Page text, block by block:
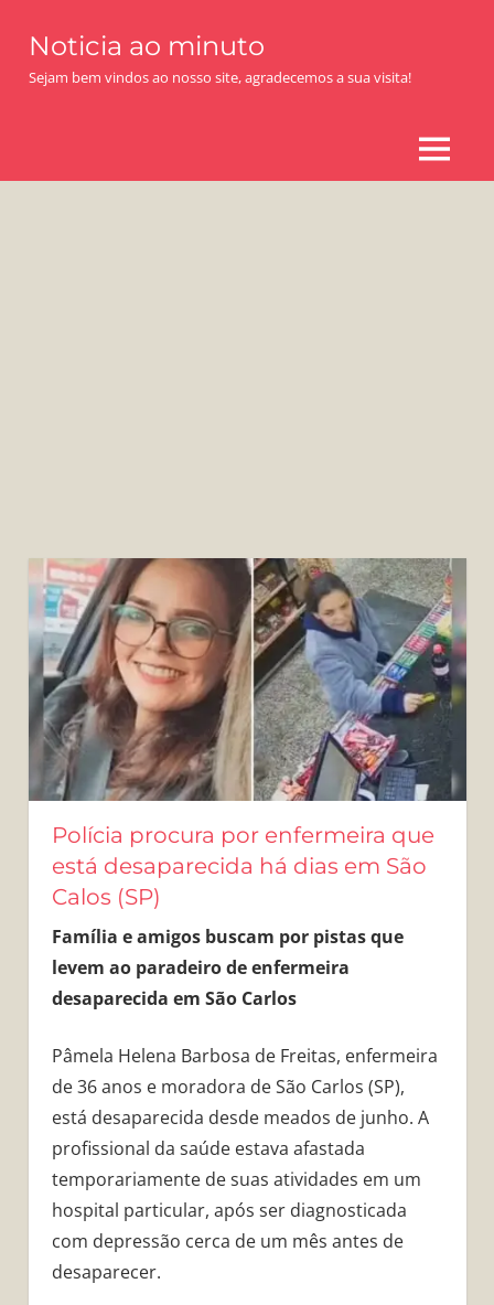
content
Noticia ao minuto
Sejam bem vindos ao nosso site, agradecemos a sua visita!
MENU
Polícia procura por enfermeira que
está desaparecida há dias em São
Calos (SP)
Família e amigos buscam por pistas que
levem ao paradeiro de enfermeira
desaparecida em São Carlos
Pâmela Helena Barbosa de Freitas, enfermeira
de 36 anos e moradora de São Carlos (SP),
está desaparecida desde meados de junho. A
profissional da saúde estava afastada
temporariamente de suas atividades em um
hospital particular, após ser diagnosticada
com depressão cerca de um mês antes de
desaparecer.